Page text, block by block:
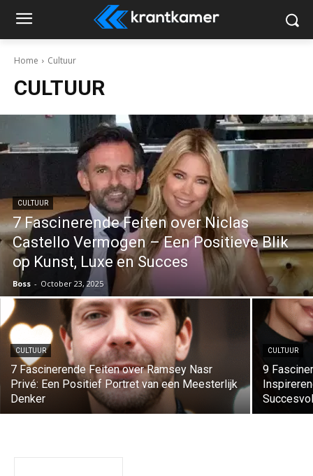
Home Cultuur
CULTUUR
CULTUUR
7 Fascinerende Feiten over Niclas
Castello Vermogen – Een Positieve Blik
op Kunst, Luxe en Succes
Boss - October 23, 2025
CULTUUR
7 Fascinerende Feiten over Ramsey Nasr
Privé: Een Positief Portret van een Meesterlijk
Denker
CULTUUR
9